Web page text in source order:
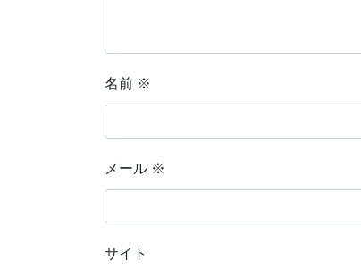
名前 ※
メール ※
サイト